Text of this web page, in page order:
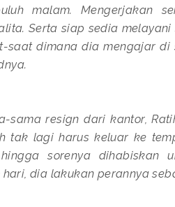
malam. Mengerjakan
Serta siap sedia
saat dimana dia mengajar
sama resign dari kantor,
tak lagi harus keluar ke
sorenya dihabiskan
dia lakukan perannya